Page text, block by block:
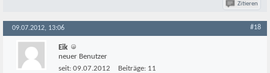
Zitieren
09.07.2012, 13:06 #18
Eik
neuer Benutzer
seit: 09.07.2012 Beiträge: 11